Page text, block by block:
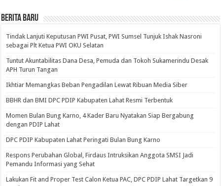
BERITA BARU
Tindak Lanjuti Keputusan PWI Pusat, PWI Sumsel Tunjuk Ishak Nasroni
sebagai Plt Ketua PWI OKU Selatan
Tuntut Akuntabilitas Dana Desa, Pemuda dan Tokoh Sukamerindu Desak
APH Turun Tangan
Ikhtiar Memangkas Beban Pengadilan Lewat Ribuan Media Siber
BBHR dan BMI DPC PDIP Kabupaten Lahat Resmi Terbentuk
Momen Bulan Bung Karno, 4 Kader Baru Nyatakan Siap Bergabung
dengan PDIP Lahat
DPC PDIP Kabupaten Lahat Peringati Bulan Bung Karno
Respons Perubahan Global, Firdaus Intruksikan Anggota SMSI Jadi
Pemandu Informasi yang Sehat
Lakukan Fit and Proper Test Calon Ketua PAC, DPC PDIP Lahat Targetkan 9